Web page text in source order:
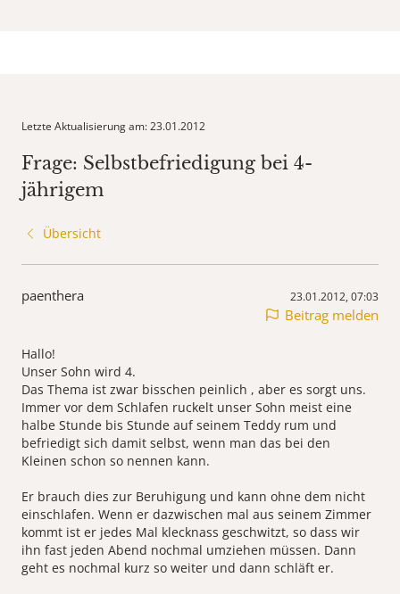
Letzte Aktualisierung am: 23.01.2012
Frage: Selbstbefriedigung bei 4-
jährigem
Übersicht
paenthera 23.01.2012, 07:03
Beitrag melden
Hallo!
Unser Sohn wird 4.
Das Thema ist zwar bisschen peinlich , aber es sorgt uns.
Immer vor dem Schlafen ruckelt unser Sohn meist eine
halbe Stunde bis Stunde auf seinem Teddy rum und
befriedigt sich damit selbst, wenn man das bei den
Kleinen schon so nennen kann.
Er brauch dies zur Beruhigung und kann ohne dem nicht
einschlafen. Wenn er dazwischen mal aus seinem Zimmer
kommt ist er jedes Mal klecknass geschwitzt, so dass wir
ihn fast jeden Abend nochmal umziehen müssen. Dann
geht es nochmal kurz so weiter und dann schläft er.